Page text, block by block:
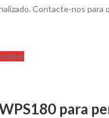
Contacte-nos
para